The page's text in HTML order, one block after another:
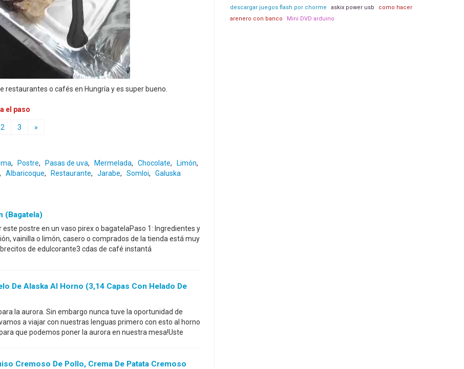
o cafés en Hungría y es super bueno.
el paso
2 3 »
, Postre, Pasas de uva, Mermelada, Chocolate, Limón,
, Albaricoque, Restaurante, Jarabe, Somloi, Galuska
(bagatela)
postre en un vaso pirex o bagatelaPaso 1: Ingredientes y
vainilla o limón, casero o comprados de la tienda está muy
de edulcorante3 cdas de café instantá
De Alaska Al Horno (3,14 Capas Con Helado De
la aurora. Sin embargo nunca tuve la oportunidad de
a viajar con nuestras lenguas primero con esto al horno
que podemos poner la aurora en nuestra mesa!Uste
Cremoso De Pollo, Crema De Patata Cremoso
descargar juegos flash por chorme
askix power usb
como hacer
arenero con banco
Mini DVD arduino